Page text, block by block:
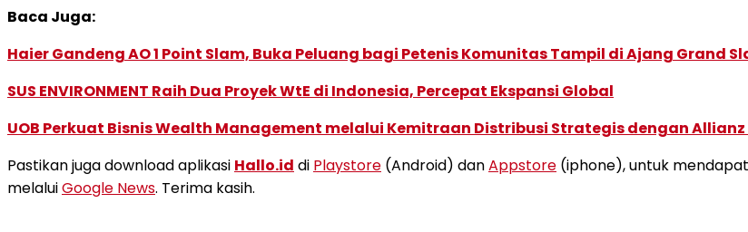
Baca Juga:
Haier Gandeng AO 1 Point Slam, Buka Peluang bagi Petenis Komunitas Tampil di Ajang Grand
SUS ENVIRONMENT Raih Dua Proyek WtE di Indonesia, Percepat Ekspansi Global
UOB Perkuat Bisnis Wealth Management melalui Kemitraan Distribusi Strategis dengan
Pastikan juga download aplikasi Hallo.id di Playstore (Android) danAppstore (iphone), untuk
melaluiGoogle News. Terima kasih.